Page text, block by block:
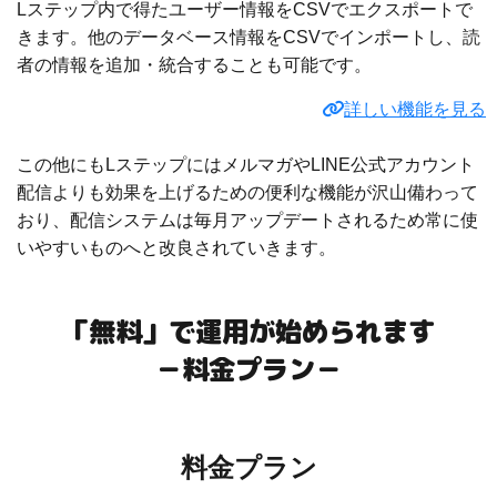
Lステップ内で得たユーザー情報をCSVでエクスポートで
きます。他のデータベース情報をCSVでインポートし、読
者の情報を追加・統合することも可能です。
詳しい機能を見る
この他にもLステップにはメルマガやLINE公式アカウント
配信よりも効果を上げるための便利な機能が沢山備わって
おり、配信システムは毎月アップデートされるため常に使
いやすいものへと改良されていきます。
「無料」で運用が始められます
－料金プラン－
料金プラン